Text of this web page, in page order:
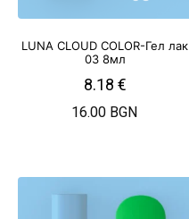
LUNA CLOUD COLOR-Гел лак
03 8мл
8.18 €
16.00 BGN